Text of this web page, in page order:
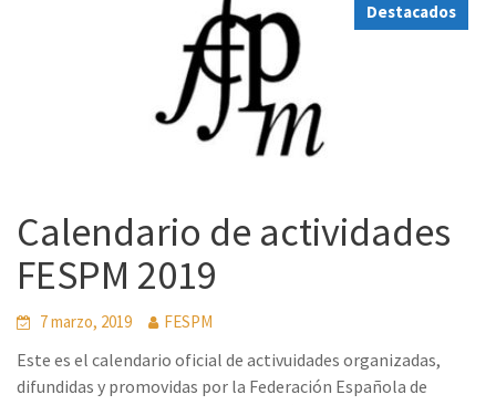
Destacados
Calendario de actividades
FESPM 2019
7 marzo, 2019 FESPM
Este es el calendario oficial de activuidades organizadas,
difundidas y promovidas por la Federación Española de